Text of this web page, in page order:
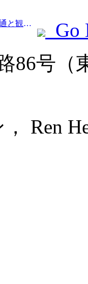
Prev:南鉄は福建省と江西省の交通と観光の一体的発展を促進するため、11種類の新しい乗車券商品を発売した。
Go
86号（
Ren